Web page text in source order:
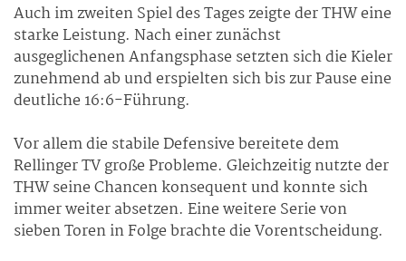
Auch im zweiten Spiel des Tages zeigte der THW eine
starke Leistung. Nach einer zunächst
ausgeglichenen Anfangsphase setzten sich die Kieler
zunehmend ab und erspielten sich bis zur Pause eine
deutliche 16:6-Führung.
Vor allem die stabile Defensive bereitete dem
Rellinger TV große Probleme. Gleichzeitig nutzte der
THW seine Chancen konsequent und konnte sich
immer weiter absetzen. Eine weitere Serie von
sieben Toren in Folge brachte die Vorentscheidung.